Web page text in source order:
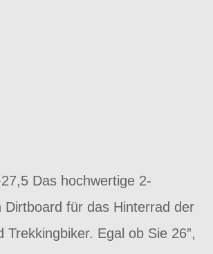
Das hochwertige 2-
Dirtboard für das Hinterrad der
Trekkingbiker. Egal ob Sie 26”,